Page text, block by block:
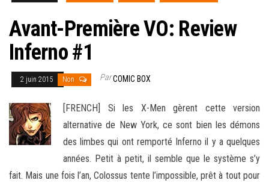
Avant-Première VO: Review
Inferno #1
2 juin 2015 Non ParCOMIC BOX
[FRENCH] Si les X-Men gèrent cette version
alternative de New York, ce sont bien les démons
des limbes qui ont remporté Inferno il y a quelques
années. Petit à petit, il semble que le système s’y
fait. Mais une fois l’an, Colossus tente l’impossible, prêt à tout pour